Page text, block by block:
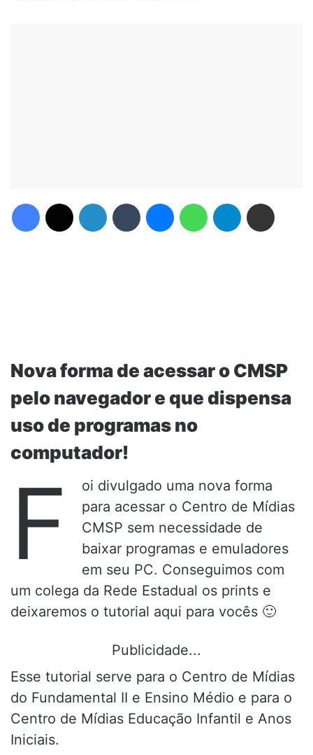
Nova forma de acessar o CMSP
pelo navegador e que dispensa
uso de programas no
computador!
F
oi divulgado uma nova forma
para acessar o Centro de Mídias
CMSP sem necessidade de
baixar programas e emuladores
em seu PC. Conseguimos com
um colega da Rede Estadual os prints e
deixaremos o tutorial aqui para vocês 🙂
Publicidade...
Esse tutorial serve para o Centro de Mídias
do Fundamental II e Ensino Médio e para o
Centro de Mídias Educação Infantil e Anos
Iniciais.